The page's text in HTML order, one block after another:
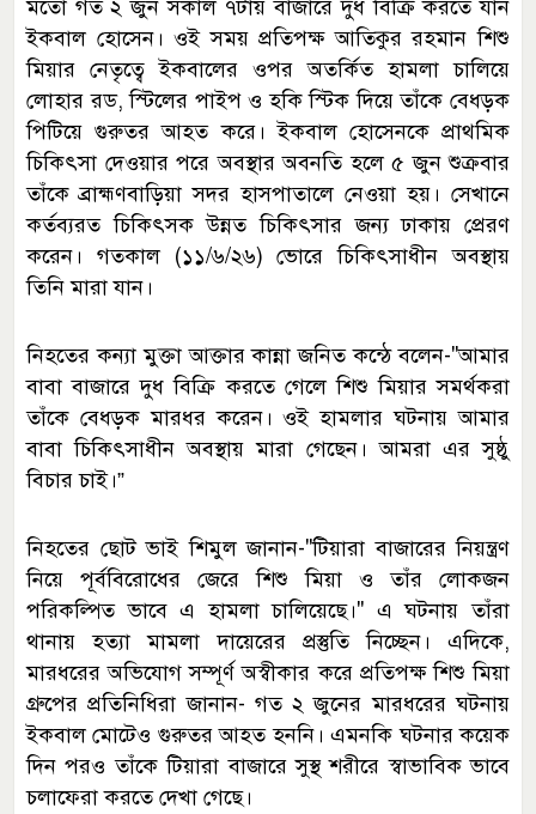
মতো গত ২ জুন সকাল ৭টায় বাজারে দুধ বিক্রি করতে যান
ইকবাল হোসেন। ওই সময় প্রতিপক্ষ আতিকুর রহমান শিশু
মিয়ার নেতৃত্বে ইকবালের ওপর অতর্কিত হামলা চালিয়ে
লোহার রড, স্টিলের পাইপ ও হকি স্টিক দিয়ে তাঁকে বেধড়ক
পিটিয়ে গুরুতর আহত করে। ইকবাল হোসেনকে প্রাথমিক
চিকিৎসা দেওয়ার পরে অবস্থার অবনতি হলে ৫ জুন শুক্রবার
তাঁকে ব্রাহ্মণবাড়িয়া সদর হাসপাতালে নেওয়া হয়। সেখানে
কর্তব্যরত চিকিৎসক উন্নত চিকিৎসার জন্য ঢাকায় প্রেরণ
করেন। গতকাল (১১/৬/২৬) ভোরে চিকিৎসাধীন অবস্থায়
তিনি মারা যান।
নিহতের কন্যা মুক্তা আক্তার কান্না জনিত কন্ঠে বলেন-"আমার
বাবা বাজারে দুধ বিক্রি করতে গেলে শিশু মিয়ার সমর্থকরা
তাঁকে বেধড়ক মারধর করেন। ওই হামলার ঘটনায় আমার
বাবা চিকিৎসাধীন অবস্থায় মারা গেছেন। আমরা এর সুষ্ঠু
বিচার চাই।”
নিহতের ছোট ভাই শিমুল জানান-"টিয়ারা বাজারের নিয়ন্ত্রণ
নিয়ে পূর্ববিরোধের জেরে শিশু মিয়া ও তাঁর লোকজন
পরিকল্পিত ভাবে এ হামলা চালিয়েছে।" এ ঘটনায় তাঁরা
থানায় হত্যা মামলা দায়েরের প্রস্তুতি নিচ্ছেন। এদিকে,
মারধরের অভিযোগ সম্পূর্ণ অস্বীকার করে প্রতিপক্ষ শিশু মিয়া
গ্রুপের প্রতিনিধিরা জানান- গত ২ জুনের মারধরের ঘটনায়
ইকবাল মোটেও গুরুতর আহত হননি। এমনকি ঘটনার কয়েক
দিন পরও তাঁকে টিয়ারা বাজারে সুস্থ শরীরে স্বাভাবিক ভাবে
চলাফেরা করতে দেখা গেছে।